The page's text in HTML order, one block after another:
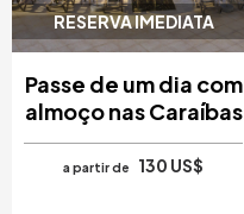
RESERVA IMEDIATA
Passe de um dia com
almoço nas Caraíbas
a partir de 130 US$